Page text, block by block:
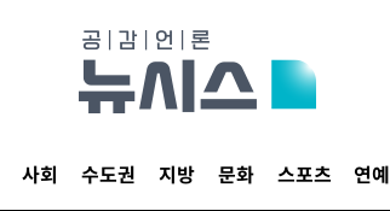
사회 수도권 지방 문화 스포츠 연예